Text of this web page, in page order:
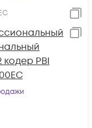
кодер PBI